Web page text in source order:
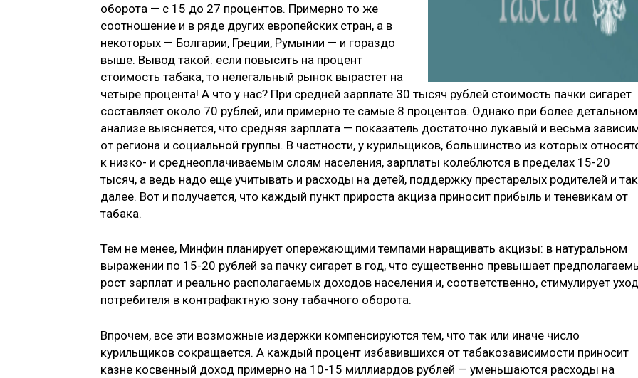
оборота — с 15 до 27 процентов. Примерно то же
соотношение и в ряде других европейских стран, а в
некоторых — Болгарии, Греции, Румынии — и гораздо
выше. Вывод такой: если повысить на процент
стоимость табака, то нелегальный рынок вырастет на
четыре процента! А что у нас? При средней зарплате 30 тысяч рублей стоимость пачки сигарет
составляет около 70 рублей, или примерно те самые 8 процентов. Однако при более детальном
анализе выясняется, что средняя зарплата — показатель достаточно лукавый и весьма
от региона и социальной группы. В частности, у курильщиков, большинство из которых
к низко- и среднеоплачиваемым слоям населения, зарплаты колеблются в пределах 15-20
тысяч, а ведь надо еще учитывать и расходы на детей, поддержку престарелых родителей и так
далее. Вот и получается, что каждый пункт прироста акциза приносит прибыль и теневикам от
табака.
Тем не менее, Минфин планирует опережающими темпами наращивать акцизы: в натуральном
выражении по 15-20 рублей за пачку сигарет в год, что существенно превышает
рост зарплат и реально располагаемых доходов населения и, соответственно, стимулирует уход
потребителя в контрафактную зону табачного оборота.
Впрочем, все эти возможные издержки компенсируются тем, что так или иначе число
курильщиков сокращается. А каждый процент избавившихся от табакозависимости приносит
казне косвенный доход примерно на 10-15 миллиардов рублей — уменьшаются расходы на